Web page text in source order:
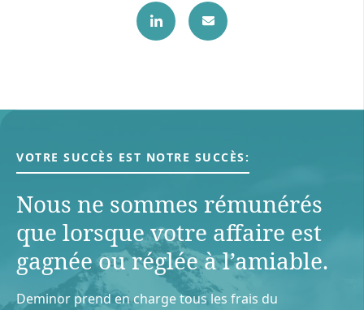
VOTRE SUCCÈS EST NOTRE SUCCÈS:
Nous ne sommes rémunérés
que lorsque votre aﬀaire est
gagnée ou réglée à l’amiable.
Deminor prend en charge tous les frais du